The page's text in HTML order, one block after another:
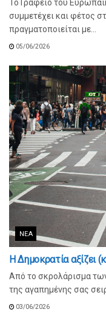
Το Γραφείο του
συμμετέχει και φέτος
πραγματοποιείται με...
05/06/2026
ΝΈΑ
Η Δημοκρατία αξίζει
Από το σκρολάρισμα
της αγαπημένης σας
03/06/2026